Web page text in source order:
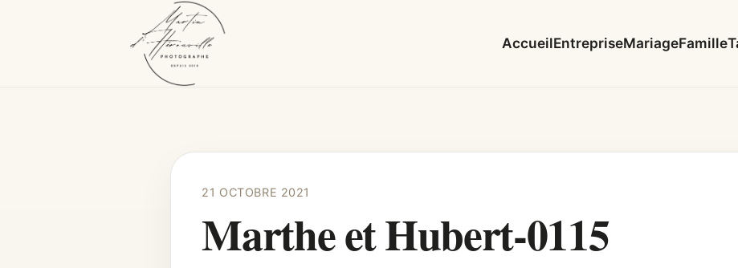
AccueilEntrepriseMariageFamille
21 OCTOBRE 2021
Marthe et Hubert-0115